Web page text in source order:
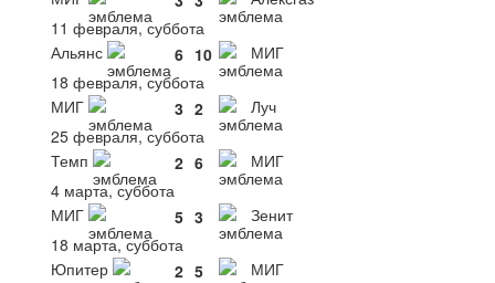
11 февраля, суббота
Альянс
6 10
МИГ
18 февраля, суббота
МИГ
3 2
Луч
25 февраля, суббота
Темп
2 6
МИГ
4 марта, суббота
МИГ
5 3
Зенит
18 марта, суббота
Юпитер
2 5
МИГ